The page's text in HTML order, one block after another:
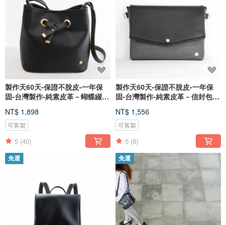
製作天60天-保證不脫皮-一年保
固-台灣製作-純素皮革－蝴蝶綴飾
NT$ 1,898
可客製
5 (40)
製作天60天-保證不脫皮-一年保
固-台灣製作-純素皮革－信封包組
NT$ 1,556
可客製
5 (6)
免運 免運